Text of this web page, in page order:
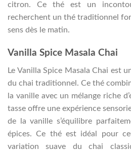
citron. Ce thé est un
recherchent un thé traditionnel
sens dès le matin.
Vanilla Spice Masala Chai
Le Vanilla Spice Masala Chai est
du chai traditionnel. Ce thé
la vanille avec un mélange riche
tasse offre une expérience
de la vanille s’équilibre
épices. Ce thé est idéal pour
variation suave du chai